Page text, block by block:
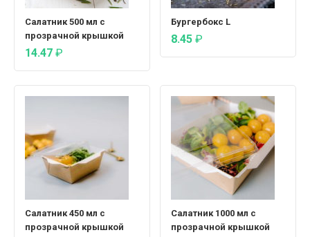
Салатник 500 мл с
прозрачной крышкой
14.47 ₽
Бургербокс L
8.45 ₽
Салатник 450 мл с
прозрачной крышкой
Салатник 1000 мл с
прозрачной крышкой